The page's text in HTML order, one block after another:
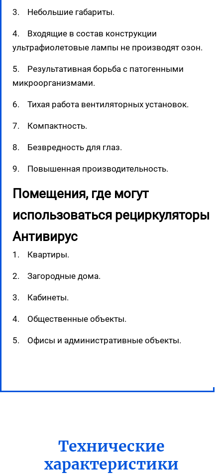
3. Небольшие габариты.
4. Входящие в состав конструкции
ультрафиолетовые лампы не производят озон.
5. Результативная борьба с патогенными
микроорганизмами.
6. Тихая работа вентиляторных установок.
7. Компактность.
8. Безвредность для глаз.
9. Повышенная производительность.
Помещения, где могут
использоваться рециркуляторы
Антивирус
1. Квартиры.
2. Загородные дома.
3. Кабинеты.
4. Общественные объекты.
5. Офисы и административные объекты.
Технические
характеристики